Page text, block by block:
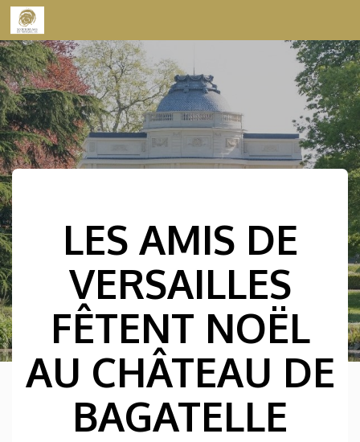
Skip to content
LES AMIS DE
VERSAILLES
FÊTENT NOËL
AU CHÂTEAU DE
BAGATELLE